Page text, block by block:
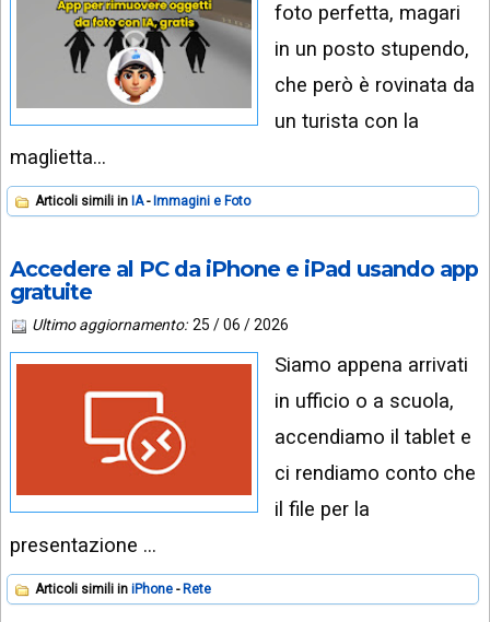
foto perfetta, magari
in un posto stupendo,
che però è rovinata da
un turista con la
maglietta…
Articoli simili in IA Immagini e Foto
Accedere al PC da iPhone e iPad usando app
gratuite
Ultimo aggiornamento: 25 / 06 / 2026
Siamo appena arrivati
in ufficio o a scuola,
accendiamo il tablet e
ci rendiamo conto che
il file per la
presentazione …
Articoli simili in iPhone Rete